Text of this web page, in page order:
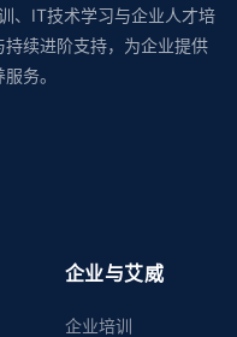
、IT技术学习与企业人才培
续进阶支持，为企业提供
务。
企业与艾威
企业培训